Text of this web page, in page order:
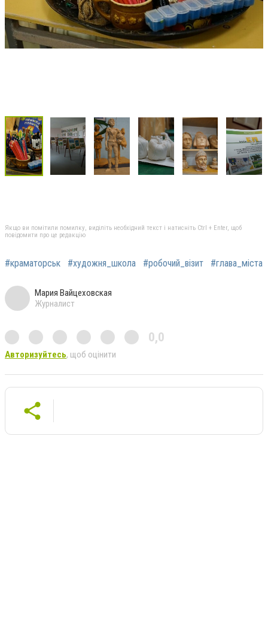
Якщо ви помітили помилку, виділіть необхідний текст і натисніть Ctrl + Enter, щоб
повідомити про це редакцію
#краматорськ #художня_школа #робочий_візит #глава_міста
Мария Вайцеховская
Журналист
0,0
Авторизуйтесь, щоб оцінити